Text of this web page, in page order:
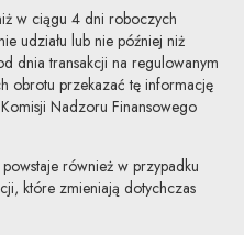
w ciągu 4 dni roboczych
udziału lub nie później niż
dnia transakcji na regulowanym
obrotu przekazać tę informację
Nadzoru Finansowego
również w przypadku
które zmieniają dotychczas